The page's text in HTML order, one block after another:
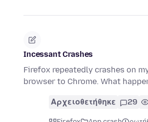
Incessant Crashes
Firefox repeatedly crashes on
browser to Chrome. What
Αρχειοθετήθηκε 29